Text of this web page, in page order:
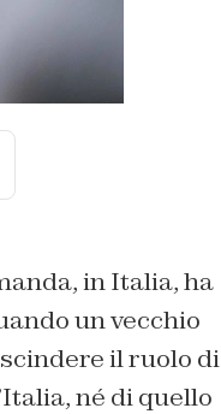
in Italia, ha
un vecchio
il ruolo di
né di quello